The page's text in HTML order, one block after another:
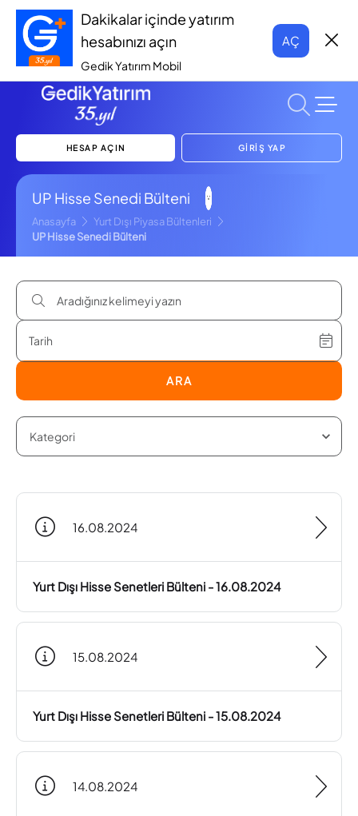
Dakikalar içinde yatırım
hesabınızı açın
Gedik Yatırım Mobil
AÇ
HESAP AÇIN GİRİŞ YAP
UP Hisse Senedi Bülteni
Anasayfa
Yurt Dışı Piyasa Bültenleri
UP Hisse Senedi Bülteni
ARA
16.08.2024
Yurt Dışı Hisse Senetleri Bülteni - 16.08.2024
15.08.2024
Yurt Dışı Hisse Senetleri Bülteni - 15.08.2024
14.08.2024